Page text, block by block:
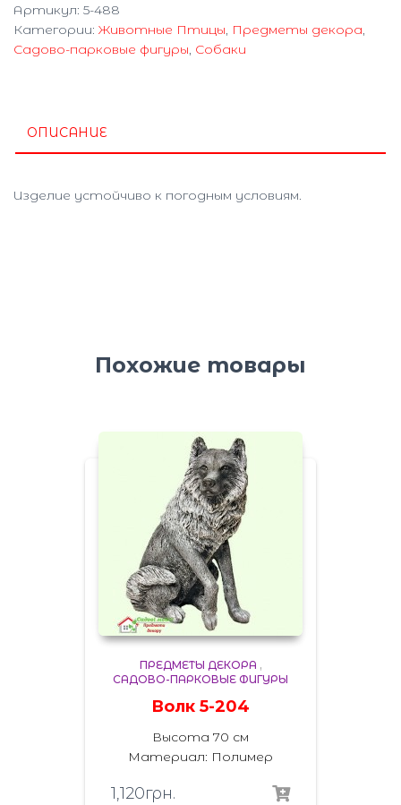
5-
488
Артикул: 5-488
Категории: Животные Птицы, Предметы декора,
Садово-парковые фигуры, Собаки
ОПИСАНИЕ
Изделие устойчиво к погодным условиям.
Похожие товары
ПРЕДМЕТЫ ДЕКОРА ,
САДОВО-ПАРКОВЫЕ ФИГУРЫ
Волк 5-204
Высота 70 см
Материал: Полимер
1,120грн.